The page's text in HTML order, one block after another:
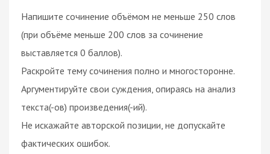
Напишите сочинение объёмом не меньше 250 слов
(при объёме меньше 200 слов за сочинение
выставляется 0 баллов).
Раскройте тему сочинения полно и многосторонне.
Аргументируйте свои суждения, опираясь на анализ
текста(-ов) произведения(-ий).
Не искажайте авторской позиции, не допускайте
фактических ошибок.